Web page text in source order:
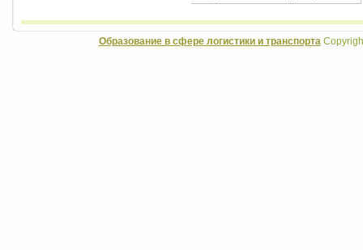
Образование в сфере логистики и транспорта